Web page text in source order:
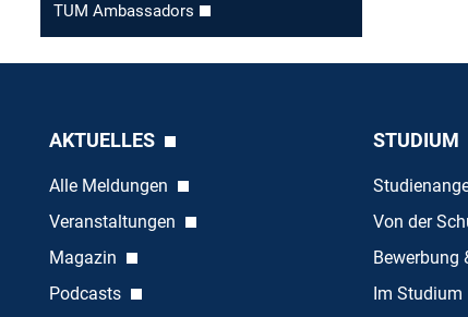
TUM Ambassadors
AKTUELLES
Alle Meldungen
Veranstaltungen
Magazin
Podcasts
STUDIUM
Von der
Bewerbung
Im Studium